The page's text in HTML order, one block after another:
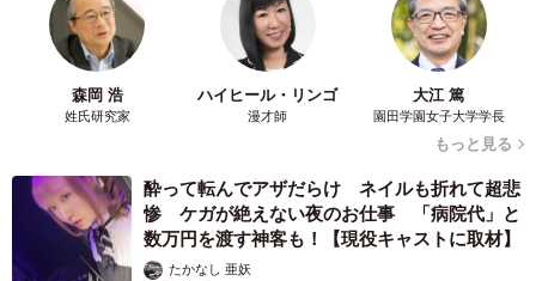
森岡 浩
姓氏研究家
ハイヒール・リンゴ
漫才師
大江 篤
園田学園女子大学学長
もっと見る
酔って転んでアザだらけ ネイルも折れて超悲
惨 ケガが絶えない夜のお仕事 「病院代」と
数万円を渡す神客も！【現役キャストに取材】
たかなし 亜妖